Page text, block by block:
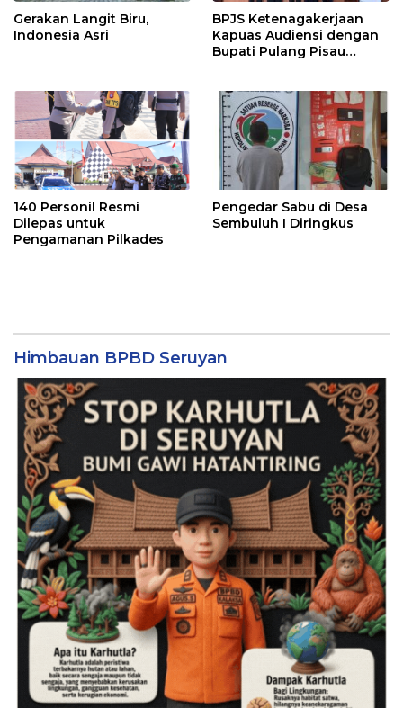
Gerakan Langit Biru,
Indonesia Asri
BPJS Ketenagakerjaan
Kapuas Audiensi dengan
Bupati Pulang Pisau
Pekerja Rentan
140 Personil Resmi
Dilepas untuk
Pengamanan Pilkades
Pengedar Sabu di Desa
Sembuluh I Diringkus
Himbauan BPBD Seruyan